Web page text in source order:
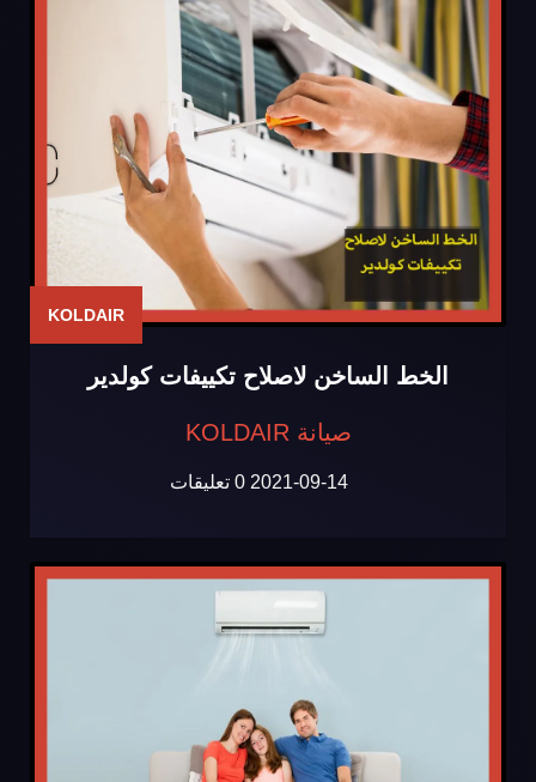
KOLDAIR
الخط الساخن لاصلاح تكييفات كولدير
صيانة KOLDAIR
2021-09-14 0 تعليقات